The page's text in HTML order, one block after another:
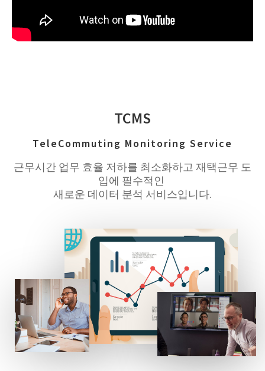
TCMS
TeleCommuting Monitoring Service
근무시간 업무 효율 저하를 최소화하고 재택근무 도
입에 필수적인
새로운 데이터 분석 서비스입니다.